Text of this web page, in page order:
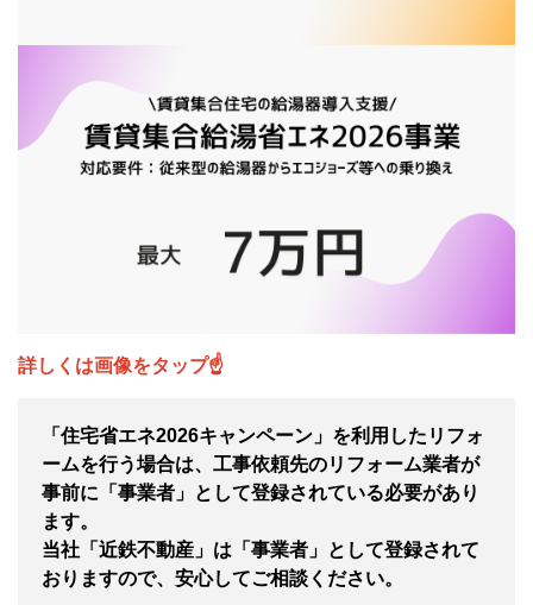
詳しくは画像をタップ☝
「住宅省エネ2026キャンペーン」を利用したリフォ
ームを行う場合は、工事依頼先のリフォーム業者が
事前に「事業者」として登録されている必要があり
ます。
当社「近鉄不動産」は「 事業者」として登録されて
おりますので、安心してご相談ください。